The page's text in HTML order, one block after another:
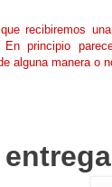
recibiremos
En principio
alguna manera o